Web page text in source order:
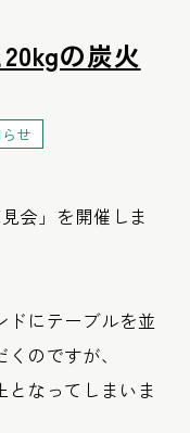
の炭火
せ
会」を開催しま
ドにテーブルを並
のですが、
となってしまいま